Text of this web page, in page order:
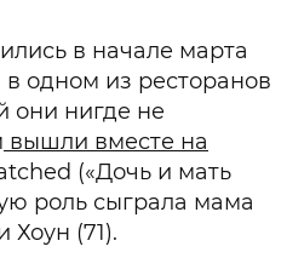
в начале марта
в одном из ресторанов
они нигде не
вышли вместе на
(«Дочь и мать
роль сыграла мама
Хоун (71).